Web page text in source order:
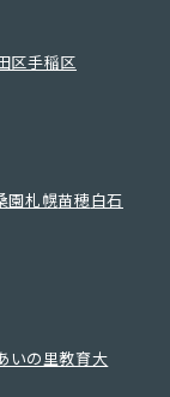
区手稲区
園札幌苗穂白石
いの里教育大